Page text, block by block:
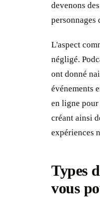
devenons
personnages
L'aspect
négligé.
ont donné
événements
en ligne pour
créant ainsi
expériences
Types
vous